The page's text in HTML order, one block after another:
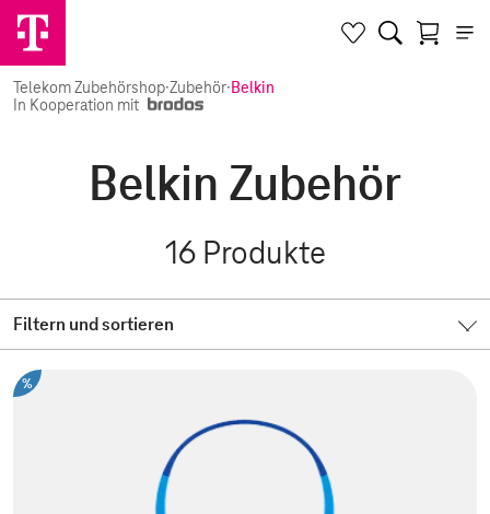
Telekom Zubehörshop·Zubehör·Belkin
In Kooperation mit
Belkin Zubehör
16 Produkte
Filtern und sortieren
%